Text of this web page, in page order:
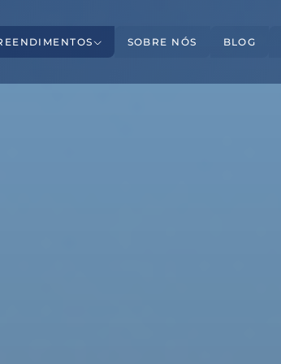
SOBRE NÓS BLOG